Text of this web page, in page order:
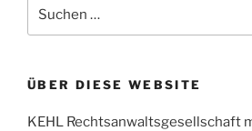
nach:
ÜBER DIESE WEBSITE
KEHL Rechtsanwaltsgesellschaft